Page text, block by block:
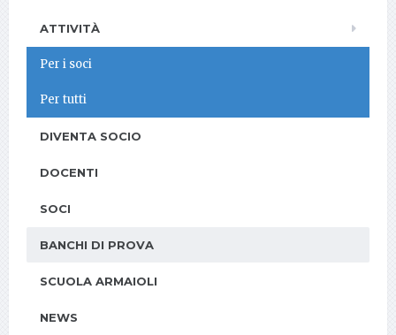
ATTIVITÀ
Per i soci
Per tutti
DIVENTA SOCIO
DOCENTI
SOCI
BANCHI DI PROVA
SCUOLA ARMAIOLI
NEWS